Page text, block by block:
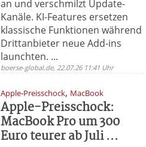
an und verschmilzt Update-
Kanäle. KI-Features ersetzen
klassische Funktionen während
Drittanbieter neue Add-ins
launchten. ...
boerse-global.de, 22.07.26 11:41 Uhr
Apple-Preisschock, MacBook
Apple-Preisschock:
MacBook Pro um 300
Euro teurer ab Juli ...